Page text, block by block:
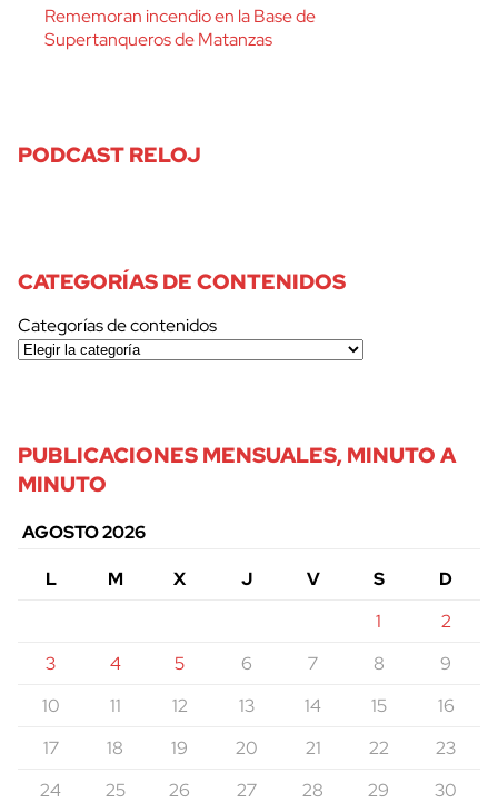
Rememoran incendio en la Base de
Supertanqueros de Matanzas
PODCAST RELOJ
CATEGORÍAS DE CONTENIDOS
Categorías de contenidos
PUBLICACIONES MENSUALES, MINUTO A
MINUTO
AGOSTO 2026
L
M X J V S
D
1
2
3
4 5 6 7 8
9
10
11 12 13 14 15
16
17
18 19 20 21 22
23
24
25 26 27 28 29
30